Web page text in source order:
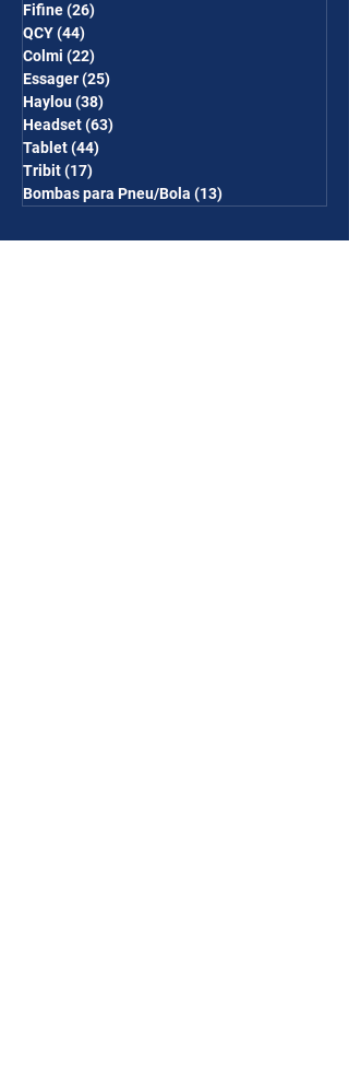
Fifine(26)
QCY(44)
Colmi (22)
Essager(25)
Haylou(38)
Headset(63)
Tablet(44)
Tribit(17)
Bombas para Pneu/Bola (13)